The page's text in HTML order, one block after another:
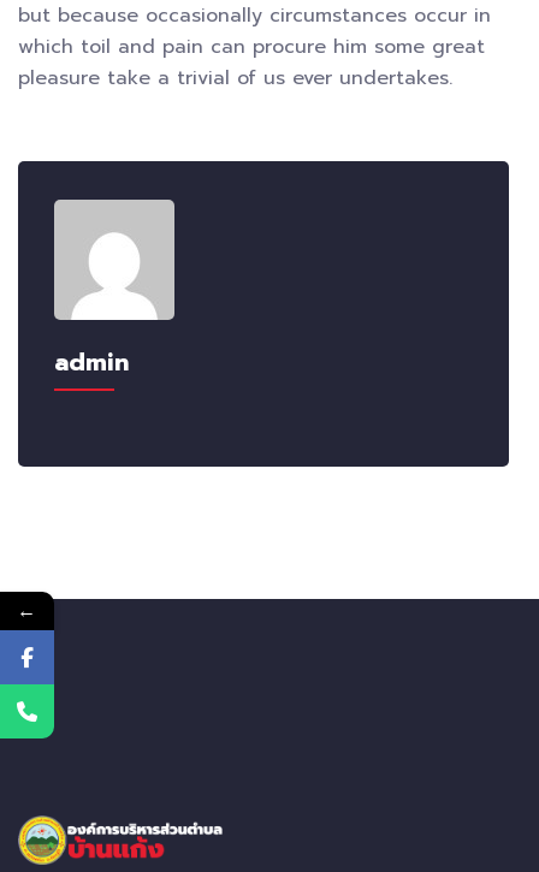
but because occasionally circumstances occur in
which toil and pain can procure him some great
pleasure take a trivial of us ever undertakes.
admin
←